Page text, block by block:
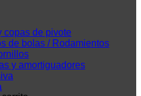
copas de pivote
de bolas / Rodamientos
y amortiguadores